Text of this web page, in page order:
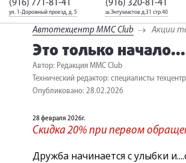
Калькулятор
ТО
Каталог
запчастей
Ваш автомобиль
неизвестен
ГАРАНТИИ
АКЦИИ
УСЛУГИ
(916) 771-81-41
ул. 1-Дорожный проезд, д. 5
(916) 320-81-41
ш.Энтузиастов д.31 стр.40
Автотехцентр MMC Club Акции
Это только начало...
Автор: Редакция MMC Club
Технический редактор: специалисты
Опубликовано: 28.02.2026
28 февраля 2026г.
Скидка 20% при первом
Дружба начинается с улыбки